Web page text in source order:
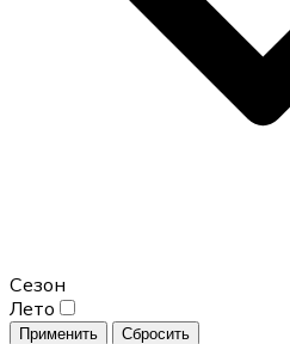
Сезон
Лето
Применить Сбросить